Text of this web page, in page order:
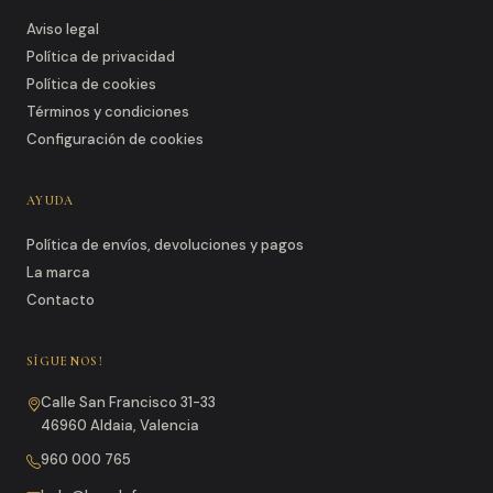
Aviso legal
Política de privacidad
Política de cookies
Términos y condiciones
Configuración de cookies
AYUDA
Política de envíos, devoluciones y pagos
La marca
Contacto
SÍGUENOS!
Calle San Francisco 31-33
46960 Aldaia, Valencia
960 000 765